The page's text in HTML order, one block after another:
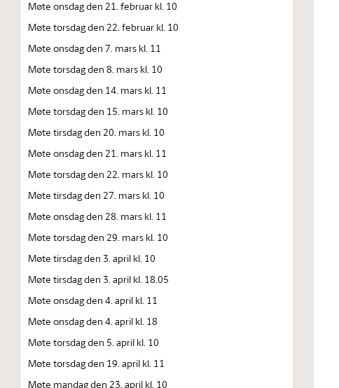
Møte onsdag den 21. februar kl. 10
Møte torsdag den 22. februar kl. 10
Møte onsdag den 7. mars kl. 11
Møte torsdag den 8. mars kl. 10
Møte onsdag den 14. mars kl. 11
Møte torsdag den 15. mars kl. 10
Møte tirsdag den 20. mars kl. 10
Møte onsdag den 21. mars kl. 11
Møte torsdag den 22. mars kl. 10
Møte tirsdag den 27. mars kl. 10
Møte onsdag den 28. mars kl. 11
Møte torsdag den 29. mars kl. 10
Møte tirsdag den 3. april kl. 10
Møte tirsdag den 3. april kl. 18.05
Møte onsdag den 4. april kl. 11
Møte onsdag den 4. april kl. 18
Møte torsdag den 5. april kl. 10
Møte torsdag den 19. april kl. 11
Møte mandag den 23. april kl. 10